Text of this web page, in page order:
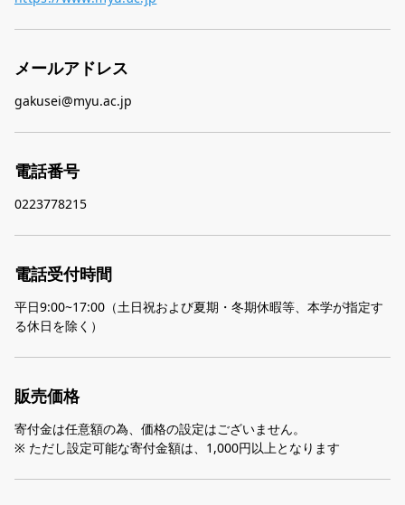
メールアドレス
gakusei@myu.ac.jp
電話番号
0223778215
電話受付時間
平日9:00~17:00（土日祝および夏期・冬期休暇等、本学が指定す
る休日を除く）
販売価格
寄付金は任意額の為、価格の設定はございません。
※ ただし設定可能な寄付金額は、1,000円以上となります